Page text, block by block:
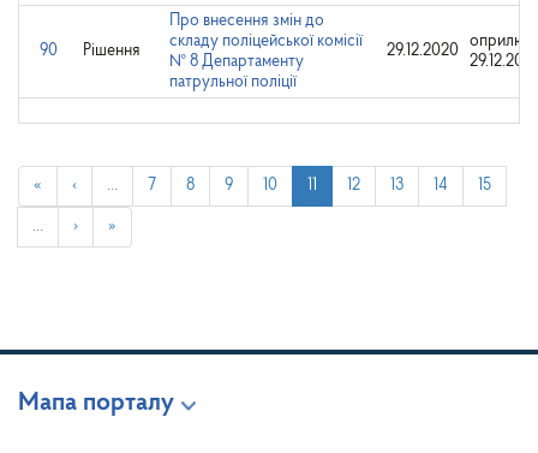
90 Рішення
Про внесення змін до
складу поліцейської комісії
№ 8 Департаменту
патрульної поліції
29.12.2020
« ‹ … 7 8 9 10 12 13 14 15
… › »
Мапа порталу